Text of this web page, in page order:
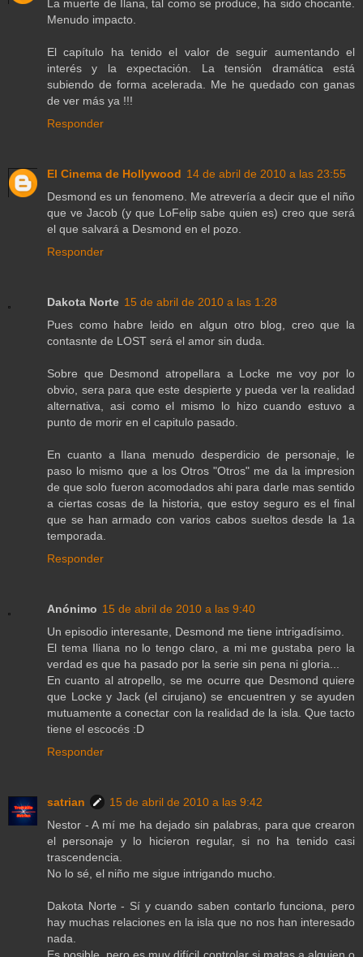
La muerte de Ilana, tal como se produce, ha sido chocante.
Menudo impacto.
El capítulo ha tenido el valor de seguir aumentando el
interés y la expectación. La tensión dramática está
subiendo de forma acelerada. Me he quedado con ganas
de ver más ya !!!
Responder
El Cinema de Hollywood 14 de abril de 2010 a las 23:55
Desmond es un fenomeno. Me atrevería a decir que el niño
que ve Jacob (y que LoFelip sabe quien es) creo que será
el que salvará a Desmond en el pozo.
Responder
Dakota Norte 15 de abril de 2010 a las 1:28
Pues como habre leido en algun otro blog, creo que la
contasnte de LOST será el amor sin duda.
Sobre que Desmond atropellara a Locke me voy por lo
obvio, sera para que este despierte y pueda ver la realidad
alternativa, asi como el mismo lo hizo cuando estuvo a
punto de morir en el capitulo pasado.
En cuanto a Ilana menudo desperdicio de personaje, le
paso lo mismo que a los Otros "Otros" me da la impresion
de que solo fueron acomodados ahi para darle mas sentido
a ciertas cosas de la historia, que estoy seguro es el final
que se han armado con varios cabos sueltos desde la 1a
temporada.
Responder
Anónimo 15 de abril de 2010 a las 9:40
Un episodio interesante, Desmond me tiene intrigadísimo.
El tema Iliana no lo tengo claro, a mi me gustaba pero la
verdad es que ha pasado por la serie sin pena ni gloria...
En cuanto al atropello, se me ocurre que Desmond quiere
que Locke y Jack (el cirujano) se encuentren y se ayuden
mutuamente a conectar con la realidad de la isla. Que tacto
tiene el escocés :D
Responder
satrian
15 de abril de 2010 a las 9:42
Nestor - A mí me ha dejado sin palabras, para que crearon
el personaje y lo hicieron regular, si no ha tenido casi
trascendencia.
No lo sé, el niño me sigue intrigando mucho.
Dakota Norte - Sí y cuando saben contarlo funciona, pero
hay muchas relaciones en la isla que no nos han interesado
nada.